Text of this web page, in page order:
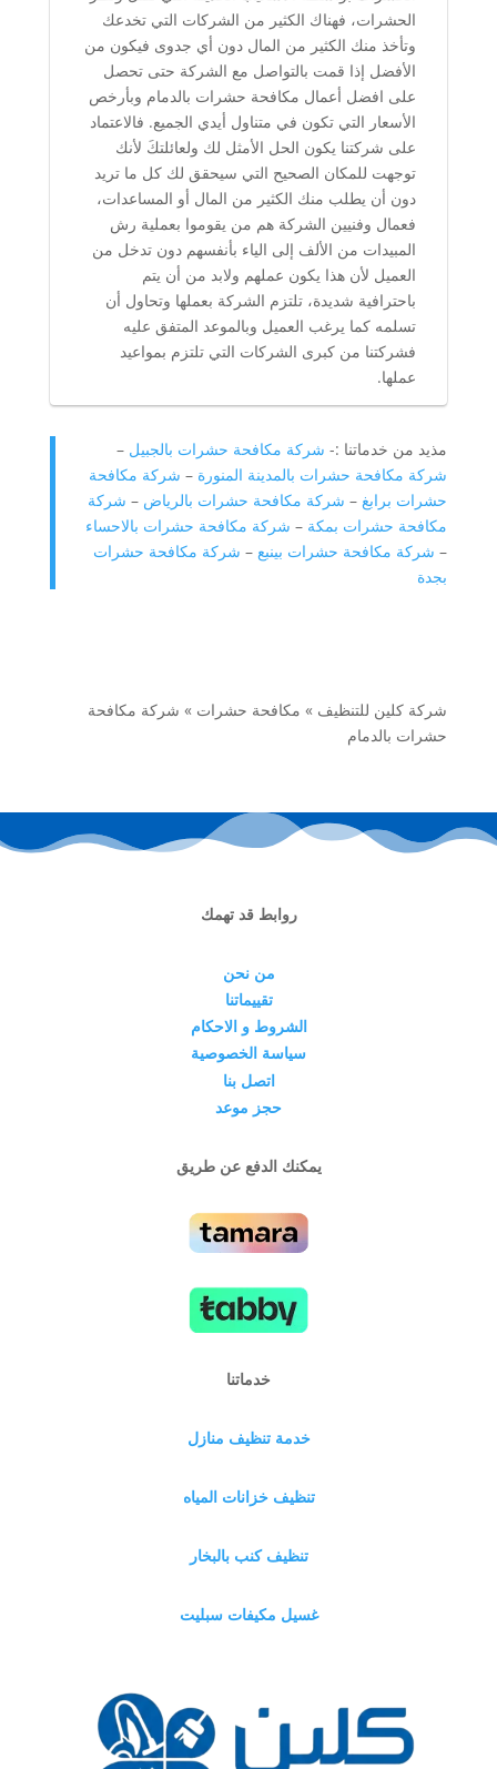
الحشرات، فهناك الكثير من الشركات التي تخدعك
وتأخذ منك الكثير من المال دون أي جدوى فيكون من
الأفضل إذا قمت بالتواصل مع الشركة حتى تحصل
على افضل أعمال مكافحة حشرات بالدمام وبأرخص
الأسعار التي تكون في متناول أيدي الجميع. فالاعتماد
على شركتنا يكون الحل الأمثل لك ولعائلتكَ لأنك
توجهت للمكان الصحيح التي سيحقق لك كل ما تريد
دون أن يطلب منك الكثير من المال أو المساعدات،
فعمال وفنيين الشركة هم من يقوموا بعملية رش
المبيدات من الألف إلى الياء بأنفسهم دون تدخل من
العميل لأن هذا يكون عملهم ولابد من أن يتم
باحترافية شديدة، تلتزم الشركة بعملها وتحاول أن
تسلمه كما يرغب العميل وبالموعد المتفق عليه
فشركتنا من كبرى الشركات التي تلتزم بمواعيد
عملها.
مذيد من خدماتنا :- شركة مكافحة حشرات بالجبيل –
شركة مكافحة حشرات بالمدينة المنورة – شركة مكافحة
حشرات برابغ– شركة مكافحة حشرات بالرياض – شركة
مكافحة حشرات بمكة – شركة مكافحة حشرات بالاحساء
– شركة مكافحة حشرات بينبع– شركة مكافحة حشرات
بجدة
شركة كلين للتنظيف » مكافحة حشرات » شركة مكافحة
حشرات بالدمام
روابط قد تهمك
من نحن
تقييماتنا
الشروط و الاحكام
سياسة الخصوصية
اتصل بنا
حجز موعد
يمكنك الدفع عن طريق
خدماتنا
خدمة تنظيف منازل
تنظيف خزانات المياه
تنظيف كنب بالبخار
غسيل مكيفات سبليت